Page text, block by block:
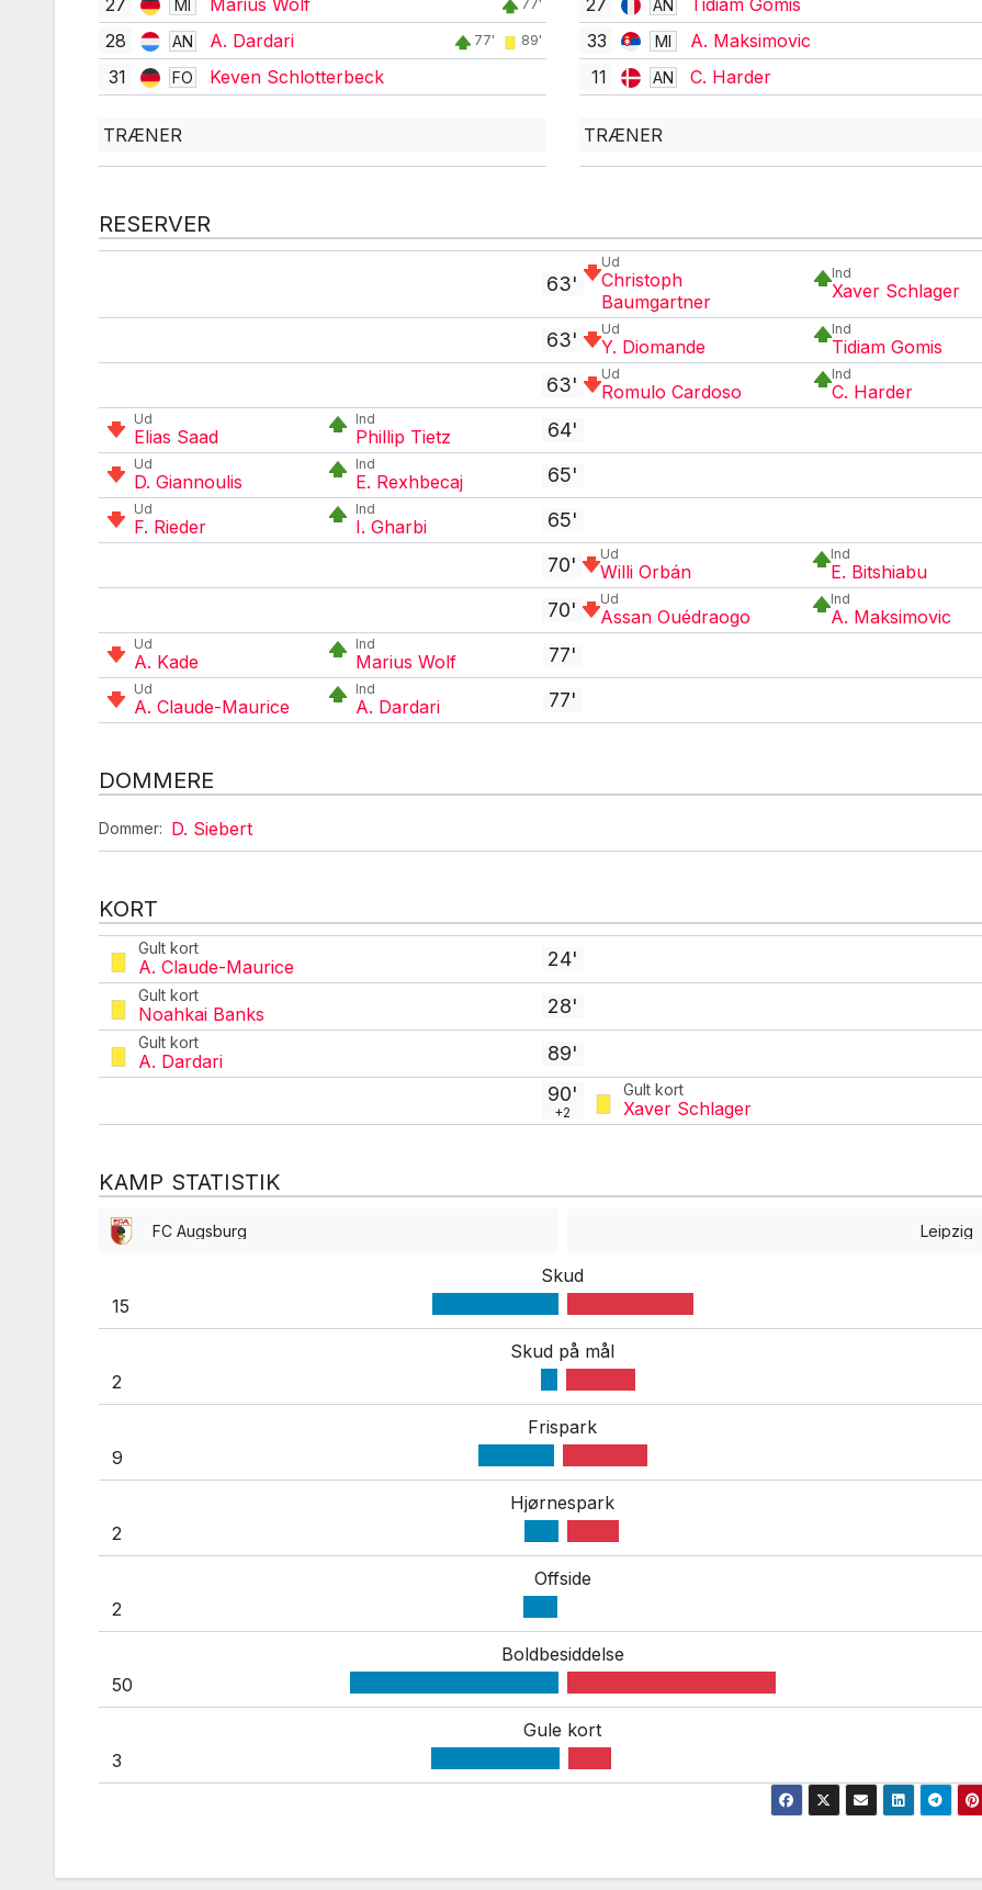
27 MI Marius Wolf 77'
28 AN A. Dardari 77' 89'
31 FO Keven Schlotterbeck
TRÆNER
27 AN Tidiam Gomis
33 MI A. Maksimovic
11 AN C. Harder
TRÆNER
RESERVER
63'
Ud
Christoph
Baumgartner
Ind
Xaver Schlager
63' Ud
Y. Diomande
Ind
Tidiam Gomis
63' Ud
Romulo Cardoso
Ind
C. Harder
Ud
Elias Saad
Ind
Phillip Tietz 64'
Ud
D. Giannoulis
Ind
E. Rexhbecaj 65'
Ud
F. Rieder
Ind
I. Gharbi
65'
70'
Ud
Willi Orbán
Ind
E. Bitshiabu
70' Ud
Assan Ouédraogo
Ind
A. Maksimovic
Ud
A. Kade
Ind
Marius Wolf 77'
Ud
A. Claude-Maurice
Ind
A. Dardari 77'
DOMMERE
Dommer: D. Siebert
KORT
Gult kort
A. Claude-Maurice 24'
Gult kort
Noahkai Banks 28'
Gult kort
A. Dardari
89'
90'
+2
Gult kort
Xaver Schlager
KAMP STATISTIK
FC Augsburg Leipzig
Skud
15
Skud på mål
2
Frispark
9
Hjørnespark
2
Offside
2
Boldbesiddelse
50
Gule kort
3